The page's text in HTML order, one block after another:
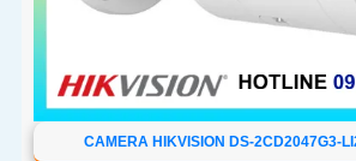
CAMERA HIKVISION DS-2CD2047G3-